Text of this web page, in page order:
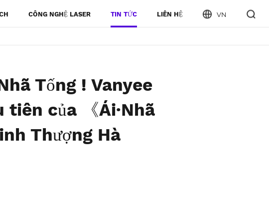
CÔNG NGHỆ LASER TIN TỨC LIÊN HỆ VN
Tống ! Vanyee
của 《Ái·Nhã
Thượng Hà